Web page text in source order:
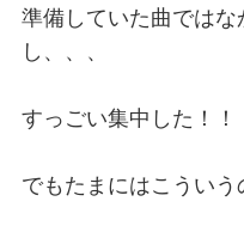
準備していた曲では
し、、、
すっごい集中した！！
でもたまにはこういう